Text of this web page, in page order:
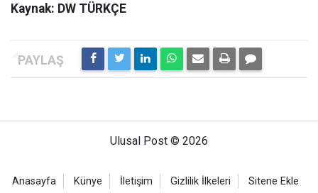
Kaynak: DW TÜRKÇE
Ulusal Post © 2026
Anasayfa Künye İletişim Gizlilik İlkeleri Sitene Ekle